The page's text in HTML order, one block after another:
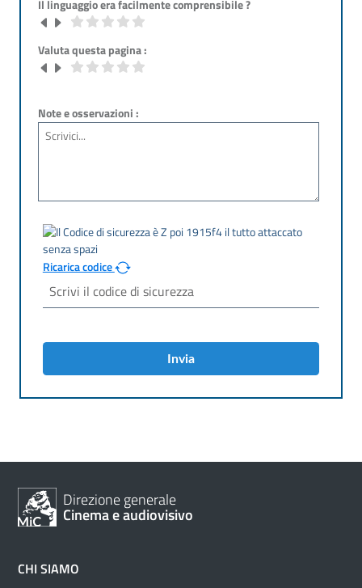
Il linguaggio era facilmente comprensibile ?
Valuta questa pagina :
Note e osservazioni :
Ricarica codice
Invia
Direzione generale
Cinema e audiovisivo
CHI SIAMO